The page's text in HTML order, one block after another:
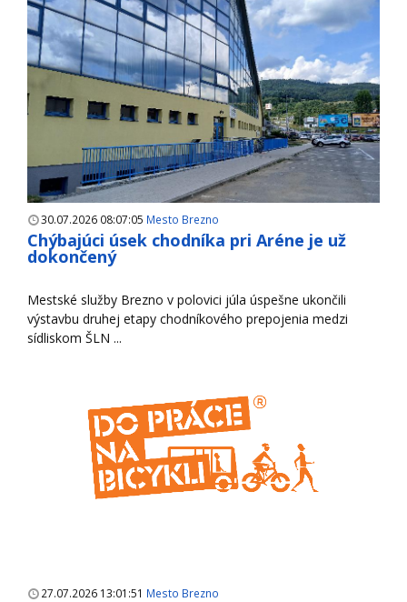
30.07.2026 08:07:05 Mesto Brezno
Chýbajúci úsek chodníka pri Aréne je už
dokončený
Mestské služby Brezno v polovici júla úspešne ukončili
výstavbu druhej etapy chodníkového prepojenia medzi
sídliskom ŠLN ...
27.07.2026 13:01:51 Mesto Brezno